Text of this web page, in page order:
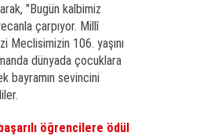
"Bugün kalbimiz
çarpıyor. Millî
Meclisimizin 106. yaşını
dünyada çocuklara
bayramın sevincini
öğrencilere ödül